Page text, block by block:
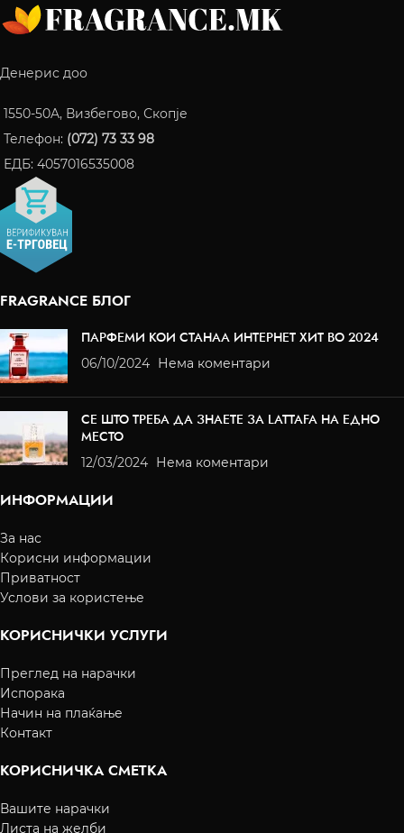
Денерис доо
1550-50A, Визбегово, Скопје
Телефон: (072) 73 33 98
ЕДБ: 4057016535008
FRAGRANCE БЛОГ
ПАРФЕМИ КОИ СТАНАА ИНТЕРНЕТ ХИТ ВО 2024
06/10/2024 Нема коментари
СЕ ШТО ТРЕБА ДА ЗНАЕТЕ ЗА LATTAFA НА ЕДНО
МЕСТО
12/03/2024 Нема коментари
ИНФОРМАЦИИ
За нас
Корисни информации
Приватност
Услови за користење
КОРИСНИЧКИ УСЛУГИ
Преглед на нарачки
Испорака
Начин на плаќање
Контакт
КОРИСНИЧКА СМЕТКА
Вашите нарачки
Листа на желби